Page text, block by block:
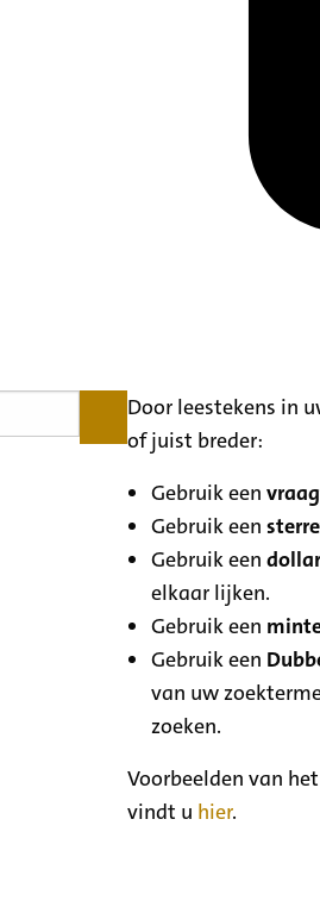
Door leestekens in
of juist breder:
Gebruik een
Gebruik een
Gebruik een
elkaar lijken.
Gebruik een
Gebruik een
van uw
zoeken.
Voorbeelden van
vindt u hier.